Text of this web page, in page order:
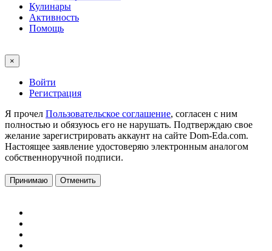
Кулинары
Активность
Помощь
×
Войти
Регистрация
Я прочел Пользовательское соглашение, согласен с ним
полностью и обязуюсь его не нарушать. Подтверждаю свое
желание зарегистрировать аккаунт на сайте Dom-Eda.com.
Настоящее заявление удостоверяю электронным аналогом
собственноручной подписи.
Принимаю Отменить